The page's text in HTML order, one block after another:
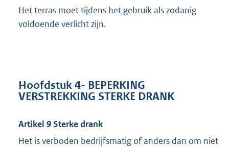
Het terras moet tijdens het gebruik als zodanig
voldoende verlicht zijn.
Hoofdstuk 4- BEPERKING
VERSTREKKING STERKE DRANK
Artikel 9 Sterke drank
Het is verboden bedrijfsmatig of anders dan om niet